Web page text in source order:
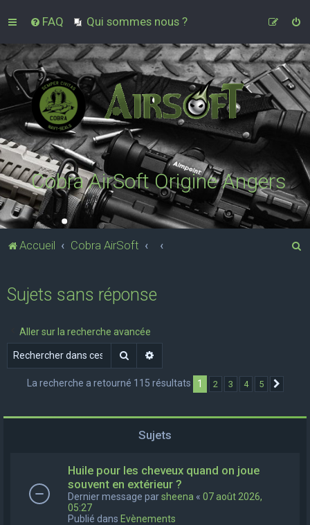
FAQ Qui sommes nous ?
Cobra AirSoft Origine Angers
Accueil Cobra AirSoft
r
Sujets sans réponse
Aller sur la recherche avancée
Rechercher
La recherche a retourné 115 résultats 1 2 3 4 5
Sujets
Huile pour les cheveux quand on joue
souvent en extérieur ?
Dernier message parsheena « 07 août 2026,
05:27
Publié dans Evènements